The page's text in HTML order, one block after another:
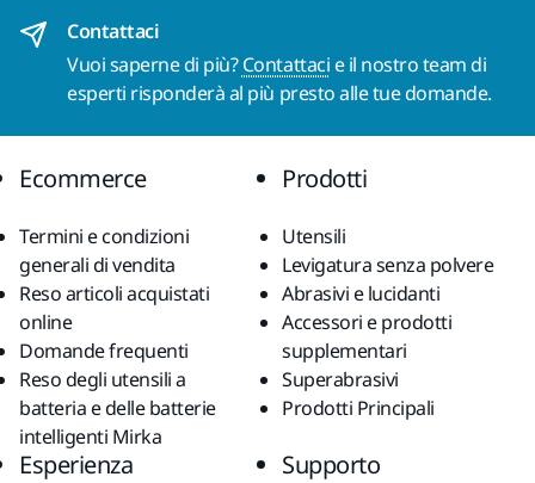
Contattaci
Vuoi saperne di più?Contattaci e il nostro team di
esperti risponderà al più presto alle tue domande.
Ecommerce
Termini e condizioni
generali di vendita
Reso articoli acquistati
online
Domande frequenti
Reso degli utensili a
batteria e delle batterie
intelligenti Mirka
Prodotti
Utensili
Levigatura senza polvere
Abrasivi e lucidanti
Accessori e prodotti
supplementari
Superabrasivi
Prodotti Principali
Esperienza Supporto